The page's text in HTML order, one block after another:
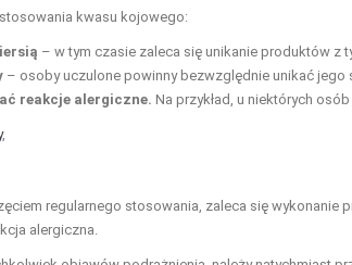
kwasu kojowego:
– w tym czasie zaleca się unikanie produktów z
– osoby uczulone powinny bezwzględnie unikać jego
reakcje alergiczne. Na przykład, u niektórych
,
regularnego stosowania, zaleca się wykonanie
alergiczna.